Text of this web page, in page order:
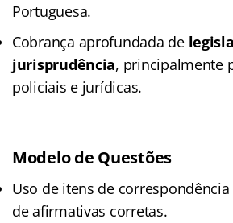
Portuguesa.
Cobrança aprofundada de
jurisprudência, principalmente
policiais e jurídicas.
Modelo de Questões
Uso de itens de
de afirmativas corretas.